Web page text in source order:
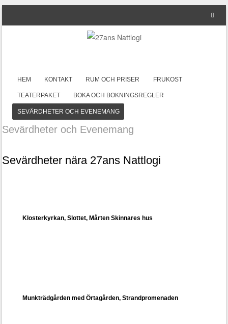
Meny
HOPPA TILL INNEHÅLL
HEM KONTAKT RUM OCH PRISER FRUKOST
TEATERPAKET BOKA OCH BOKNINGSREGLER
SEVÄRDHETER OCH EVENEMANG
Sevärdheter och Evenemang
Sevärdheter nära 27ans Nattlogi
Klosterkyrkan, Slottet, Mårten Skinnares hus
Munkträdgården med Örtagården, Strandpromenaden